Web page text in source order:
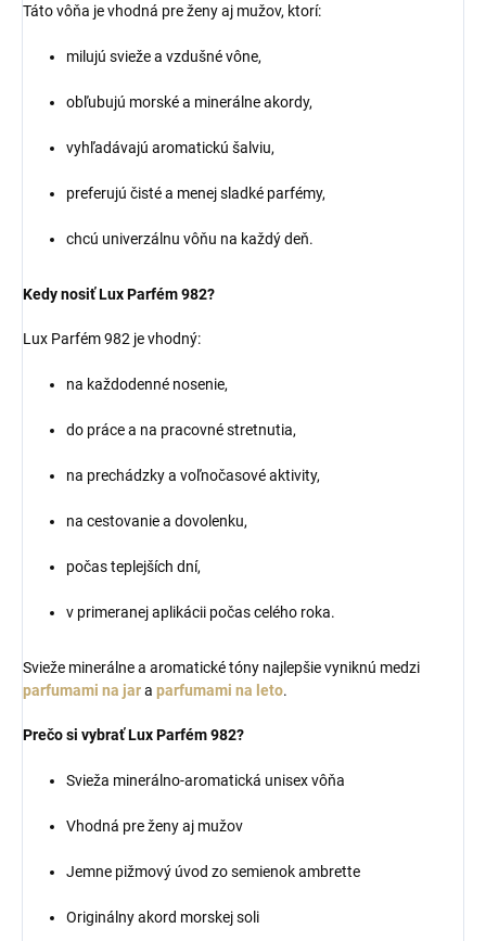
Táto vôňa je vhodná pre ženy aj mužov, ktorí:
milujú svieže a vzdušné vône,
obľubujú morské a minerálne akordy,
vyhľadávajú aromatickú šalviu,
preferujú čisté a menej sladké parfémy,
chcú univerzálnu vôňu na každý deň.
Kedy nosiť Lux Parfém 982?
Lux Parfém 982 je vhodný:
na každodenné nosenie,
do práce a na pracovné stretnutia,
na prechádzky a voľnočasové aktivity,
na cestovanie a dovolenku,
počas teplejších dní,
v primeranej aplikácii počas celého roka.
Svieže minerálne a aromatické tóny najlepšie vyniknú medzi
parfumami na jara parfumami na leto.
Prečo si vybrať Lux Parfém 982?
Svieža minerálno-aromatická unisex vôňa
Vhodná pre ženy aj mužov
Jemne pižmový úvod zo semienok ambrette
Originálny akord morskej soli